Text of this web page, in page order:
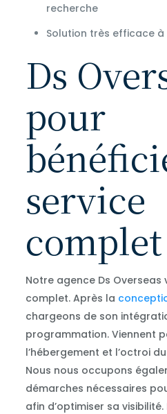
recherche
Solution très efficace à
Ds
pour
service
complet
Notre agence Ds
complet. Après la
chargeons de son
programmation. Viennent
l’hébergement et l’octroi
Nous nous occupons
démarches nécessaires
afin d’optimiser sa visibilité.